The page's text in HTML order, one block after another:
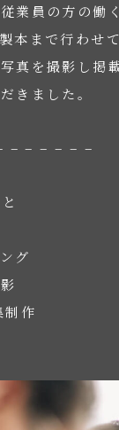
業員の方の働
本まで行わせ
真を撮影し掲
きました。
– – – – – –
グ
制作